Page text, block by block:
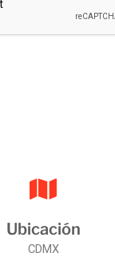
Ubicación
CDMX